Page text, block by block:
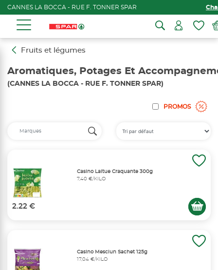
CANNES LA BOCCA - RUE F. TONNER SPAR
Fruits et légumes
Aromatiques, Potages Et
(CANNES LA BOCCA - RUE F. TONNER SPAR)
PROMOS
Casino Laitue Craquante 300g
7,40 €/KILO
2.22 €
Casino Mesclun Sachet 125g
17,04 €/KILO